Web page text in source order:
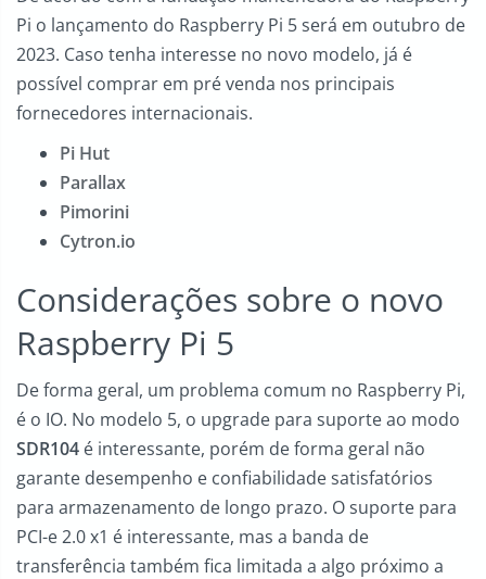
Pi o lançamento do Raspberry Pi 5 será em outubro de
2023. Caso tenha interesse no novo modelo, já é
possível comprar em pré venda nos principais
fornecedores internacionais.
Pi Hut
Parallax
Pimorini
Cytron.io
Considerações sobre o novo
Raspberry Pi 5
De forma geral, um problema comum no Raspberry Pi,
é o IO. No modelo 5, o upgrade para suporte ao modo
SDR104 é interessante, porém de forma geral não
garante desempenho e confiabilidade satisfatórios
para armazenamento de longo prazo. O suporte para
PCI-e 2.0 x1 é interessante, mas a banda de
transferência também fica limitada a algo próximo a